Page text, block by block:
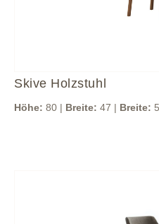
Skive Holzstuhl
Höhe: 80 | Breite: 47 | Breite: